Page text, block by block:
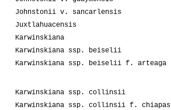
Johnstonii v. sancarlensis
Juxtlahuacensis
Karwinskiana
Karwinskiana ssp. beiselii
Karwinskiana ssp. beiselii f. arteaga
Karwinskiana ssp. collinsii
Karwinskiana ssp. collinsii f. chiapas